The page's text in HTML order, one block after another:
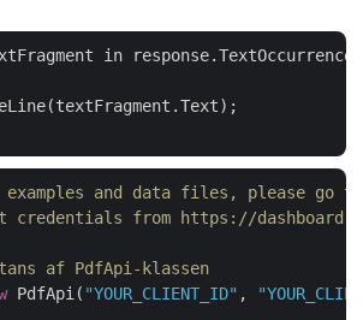
in
and data files, please go
from https://
af PdfApi-klassen
PdfApi( "YOUR_CLIENT_ID" ,